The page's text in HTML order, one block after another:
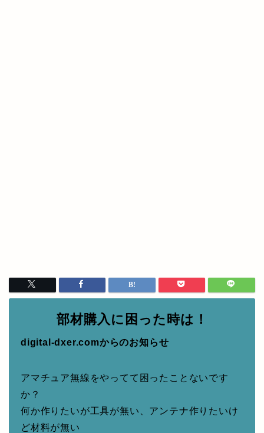
部材購入に困った時は！
digital-dxer.comからのお知らせ
アマチュア無線をやってて困ったことないです
か？
何か作りたいが工具が無い、アンテナ作りたいけ
ど材料が無い